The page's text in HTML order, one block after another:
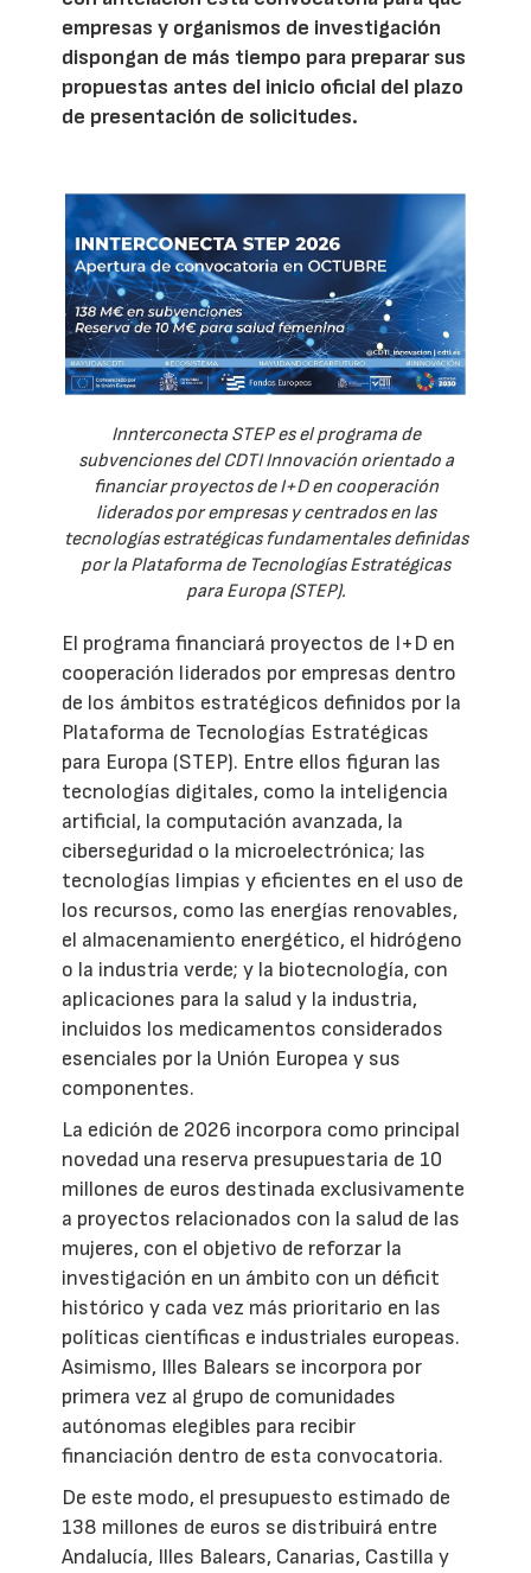
empresas y organismos de investigación
dispongan de más tiempo para preparar sus
propuestas antes del inicio oficial del plazo
de presentación de solicitudes.
Innterconecta STEP es el programa de
subvenciones del CDTI Innovación orientado a
financiar proyectos de I+D en cooperación
liderados por empresas y centrados en las
tecnologías estratégicas fundamentales definidas
por la Plataforma de Tecnologías Estratégicas
para Europa (STEP).
El programa financiará proyectos de I+D en
cooperación liderados por empresas dentro
de los ámbitos estratégicos definidos por la
Plataforma de Tecnologías Estratégicas
para Europa (STEP). Entre ellos figuran las
tecnologías digitales, como la inteligencia
artificial, la computación avanzada, la
ciberseguridad o la microelectrónica; las
tecnologías limpias y eficientes en el uso de
los recursos, como las energías renovables,
el almacenamiento energético, el hidrógeno
o la industria verde; y la biotecnología, con
aplicaciones para la salud y la industria,
incluidos los medicamentos considerados
esenciales por la Unión Europea y sus
componentes.
La edición de 2026 incorpora como principal
novedad una reserva presupuestaria de 10
millones de euros destinada exclusivamente
a proyectos relacionados con la salud de las
mujeres, con el objetivo de reforzar la
investigación en un ámbito con un déficit
histórico y cada vez más prioritario en las
políticas científicas e industriales europeas.
Asimismo, Illes Balears se incorpora por
primera vez al grupo de comunidades
autónomas elegibles para recibir
financiación dentro de esta convocatoria.
De este modo, el presupuesto estimado de
138 millones de euros se distribuirá entre
Andalucía, Illes Balears, Canarias, Castilla y